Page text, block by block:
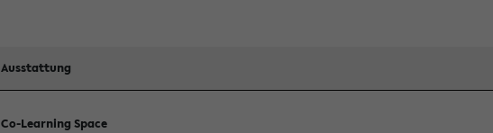
Ausstattung
Co-Learning Space